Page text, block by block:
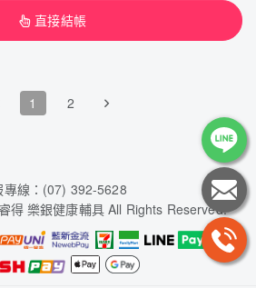
直接結帳
1 2
專線：(07) 392-5628
得 樂銀健康輔具 All Rights Reserved.